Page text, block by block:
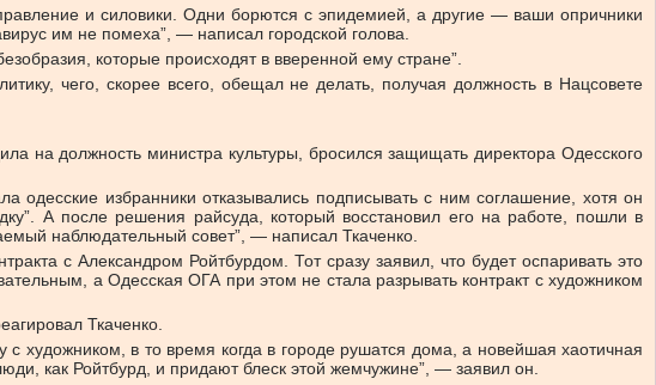
и силовики. Одни борются с эпидемией, а другие — ваши опричники
им не помеха”, — написал городской голова.
которые происходят в вверенной ему стране”.
чего, скорее всего, обещал не делать, получая должность в Нацсовете
на должность министра культуры, бросился защищать директора Одесского
одесские избранники отказывались подписывать с ним соглашение, хотя он
А после решения райсуда, который восстановил его на работе, пошли в
наблюдательный совет”, — написал Ткаченко.
с Александром Ройтбурдом. Тот сразу заявил, что будет оспаривать это
а Одесская ОГА при этом не стала разрывать контракт с художником
Ткаченко.
художником, в то время когда в городе рушатся дома, а новейшая хаотичная
как Ройтбурд, и придают блеск этой жемчужине”, — заявил он.